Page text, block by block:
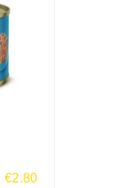
€2.80